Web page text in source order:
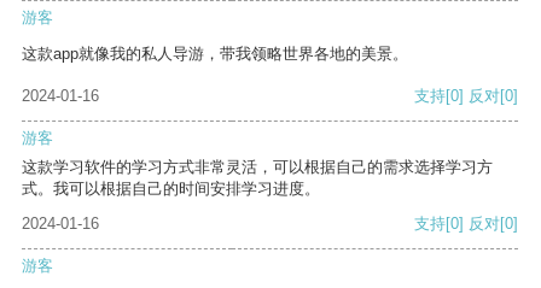
游客
这款app就像我的私人导游，带我领略世界各地的美景。
2024-01-16 支持[0] 反对[0]
游客
这款学习软件的学习方式非常灵活，可以根据自己的需求选择学习方
式。我可以根据自己的时间安排学习进度。
2024-01-16
支持[0] 反对[0]
游客